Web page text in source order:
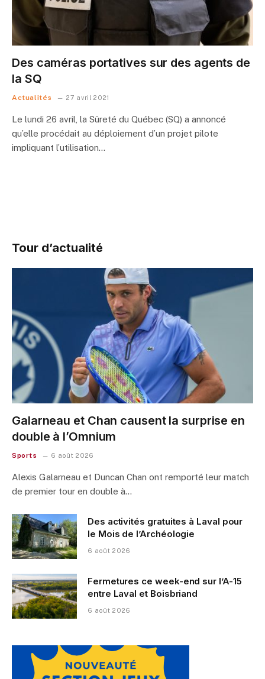
Des caméras portatives sur des agents de
la SQ
Actualités 27 avril 2021
Le lundi 26 avril, la Sûreté du Québec (SQ) a annoncé
qu’elle procédait au déploiement d’un projet pilote
impliquant l’utilisation…
Tour d’actualité
Galarneau et Chan causent la surprise en
double à l’Omnium
Sports 6 août 2026
Alexis Galarneau et Duncan Chan ont remporté leur match
de premier tour en double à…
Des activités gratuites à Laval pour
le Mois de l’Archéologie
6 août 2026
Fermetures ce week-end sur l’A-15
entre Laval et Boisbriand
6 août 2026